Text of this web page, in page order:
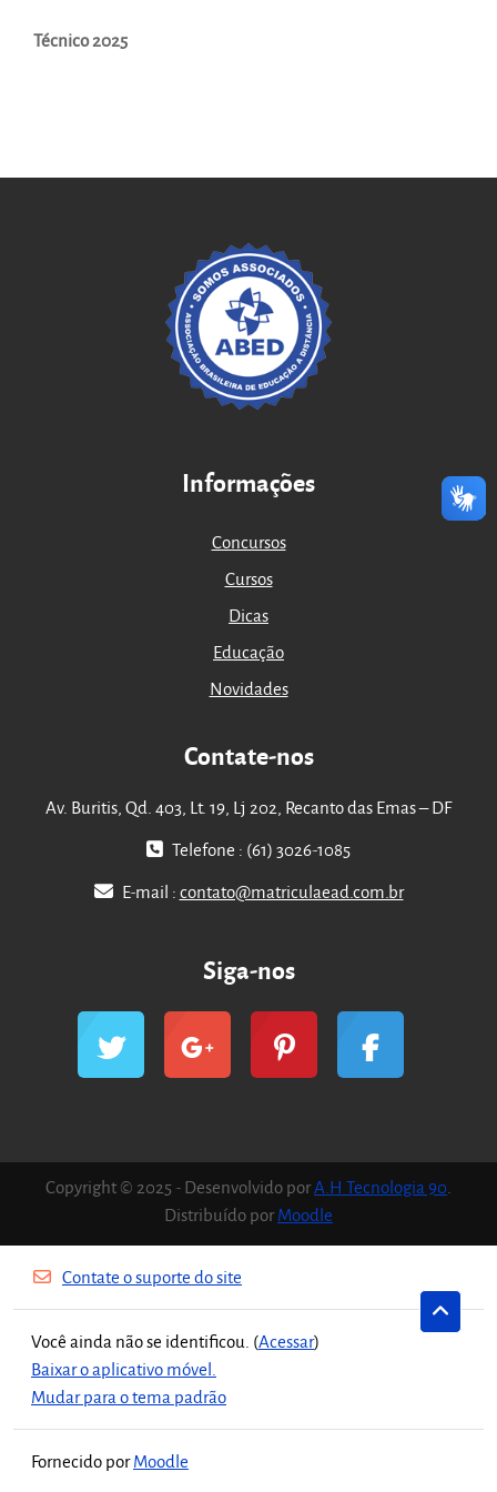
Técnico 2025
Informações
Concursos
Cursos
Dicas
Educação
Novidades
Contate-nos
Av. Buritis, Qd. 403, Lt. 19, Lj 202, Recanto das Emas – DF
Telefone : (61) 3026-1085
E-mail :contato@matriculaead.com.br
Siga-nos
Copyright © 2025 - Desenvolvido porA.H Tecnologia 90.
Distribuído porMoodle
Contate o suporte do site
Você ainda não se identificou. (Acessar)
Baixar o aplicativo móvel.
Mudar para o tema padrão
Fornecido porMoodle